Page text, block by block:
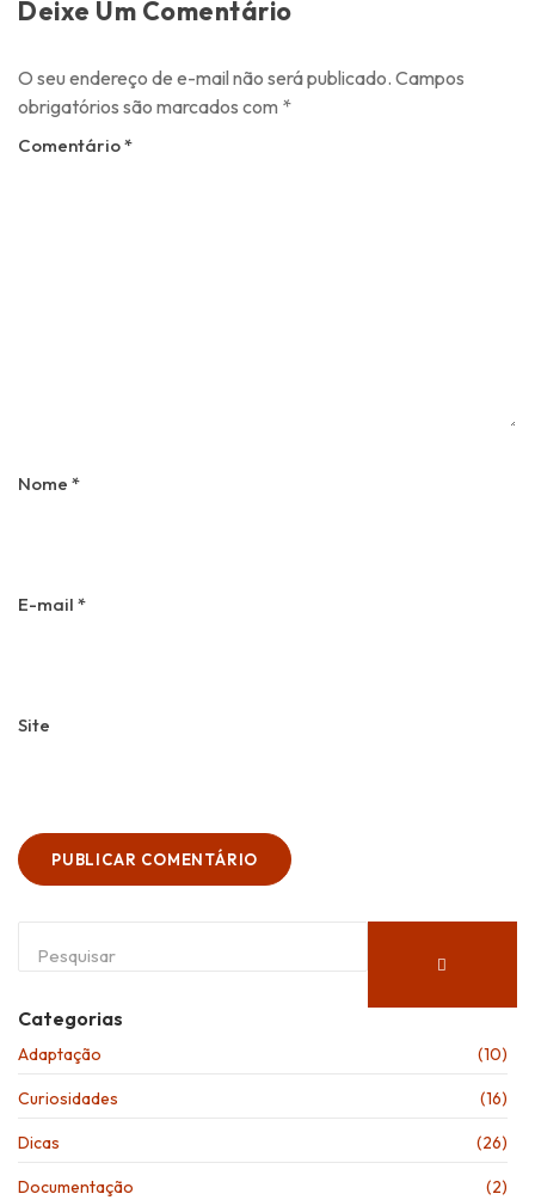
Deixe Um Comentário
O seu endereço de e-mail não será publicado. Campos
obrigatórios são marcados com *
Comentário*
Nome *
E-mail *
Site
Categorias
Adaptação (10)
Curiosidades (16)
Dicas (26)
Documentação (2)